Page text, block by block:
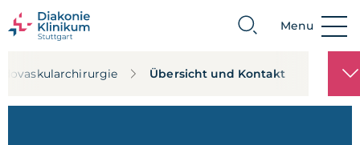
Suche Menu
Übersicht und Kontakt